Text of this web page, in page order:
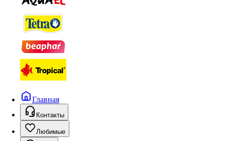
Главная
Контакты
Любимые